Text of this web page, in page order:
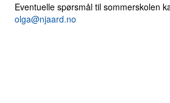
Eventuelle spørsmål til sommerskolen
olga@njaard.no